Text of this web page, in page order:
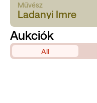
Művész
Ladanyi Imre
Aukciók
All